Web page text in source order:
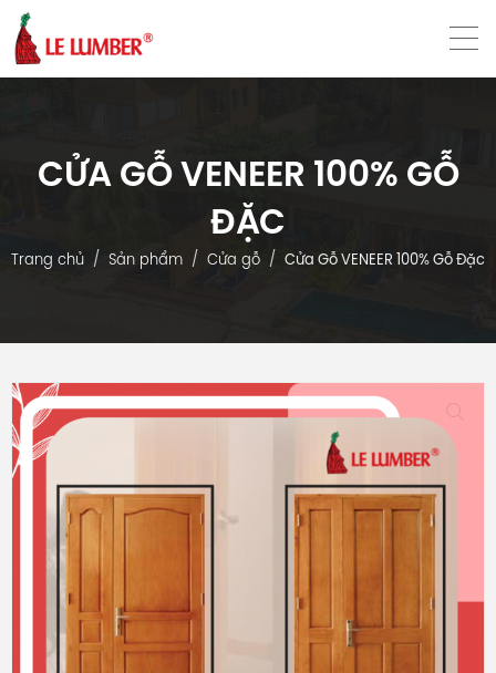
CỬA GỖ VENEER 100% GỖ
ĐẶC
Trang chủ Sản phẩm Cửa gỗ Cửa Gỗ VENEER 100% Gỗ Đặc